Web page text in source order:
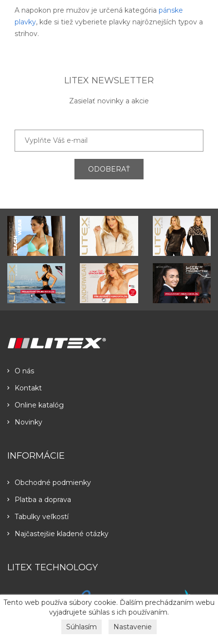
A napokon pre mužov je určená kategória pánske
plavky, kde si tiež vyberiete plavky najrôznejších typov a
strihov.
LITEX NEWSLETTER
Zasielať novinky a akcie
ODOBERAŤ
Tento web používa súbory cookie. Ďalším prechádzaním webu
vyjadrujete súhlas s ich používaním.
Súhlasím
Nastavenie
O nás
Kontakt
Online katalóg
Novinky
INFORMÁCIE
Obchodné podmienky
Platba a doprava
Tabulky veľkostí
Najčastejšie kladené otázky
LITEX TECHNOLOGY